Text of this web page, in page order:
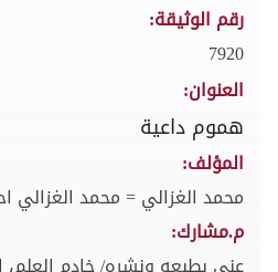
رقم الوثيقة:
7920
العنوان:
هموم داعية
المؤلف:
محمد الغزالي = محمد الغزالي
م.مشارك: